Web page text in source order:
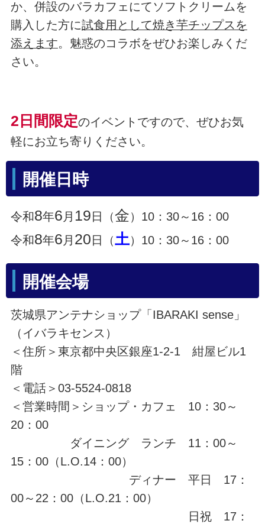
か、併設のバラカフェにてソフトクリームを
購入した方に試食用として焼き芋チップスを
添えます。魅惑のコラボをぜひお楽しみくだ
さい。
2日間限定のイベントですので、ぜひお気
軽にお立ち寄りください。
開催日時
令和8年6 月 19 日（金）10：30～16：00
令和8年6 月 20 日（土）10：30～16：00
開催会場
茨城県アンテナショップ「IBARAKI sense」
（イバラキセンス）
＜住所＞東京都中央区銀座1-2-1 紺屋ビル1
階
＜電話＞03-5524-0818
＜営業時間＞ショップ・カフェ 10：30～
20：00
ダイニング ランチ 11：00～
15：00（L.O.14：00）
ディナー 平日 17：
00～22：00（L.O.21：00）
日祝 17：